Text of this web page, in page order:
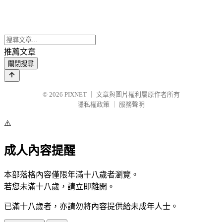
推薦文章
關閉搜尋
© 2026 PIXNET
文章與圖片權利屬原作者所有
隱私權政策
服務聲明
⚠️
成人內容提醒
本部落格內容僅限年滿十八歲者瀏覽。
若您未滿十八歲，請立即離開。
已滿十八歲者，亦請勿將內容提供給未成年人士。